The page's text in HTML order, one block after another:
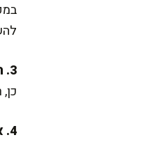
3. האם אפשר לעשות את המתכון בגרסה ללא גלוטן?
4. איך אפשר להפוך את זה לארוחה צמחונית עשירה יותר?